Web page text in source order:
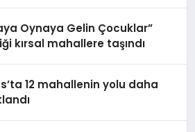
Oynaya Gelin Çocuklar”
kırsal mahallere taşındı
12 mahallenin yolu daha